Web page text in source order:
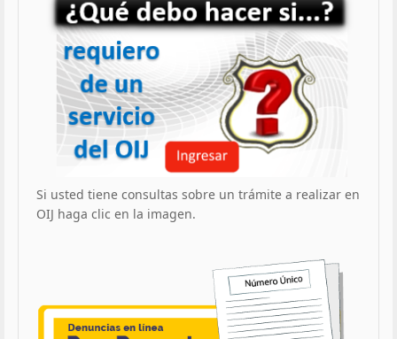
Si usted tiene consultas sobre un trámite a realizar en
OIJ haga clic en la imagen.